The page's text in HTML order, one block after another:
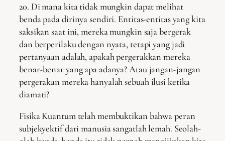
20. Di mana kita tidak mungkin dapat melihat
benda pada dirinya sendiri. Entitas-entitas yang kita
saksikan saat ini, mereka mungkin saja bergerak
dan berperilaku dengan nyata, tetapi yang jadi
pertanyaan adalah, apakah pergerakkan mereka
benar-benar yang apa adanya? Atau jangan-jangan
pergerakan mereka hanyalah sebuah ilusi ketika
diamati?
Fisika Kuantum telah membuktikan bahwa peran
subjekyektif dari manusia sangatlah lemah. Seolah-